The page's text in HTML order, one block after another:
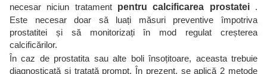
necesar niciun tratament pentru calcificarea prostatei.
Este necesar doar să luați măsuri preventive împotriva
prostatitei și să monitorizați în mod regulat creșterea
calcificărilor.
În caz de prostatita sau alte boli însoțitoare, aceasta trebuie
diagnosticată și tratată prompt. În prezent, se aplică 2 metode